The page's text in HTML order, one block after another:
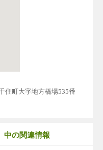
住町大字地方橋場535番
中の関連情報